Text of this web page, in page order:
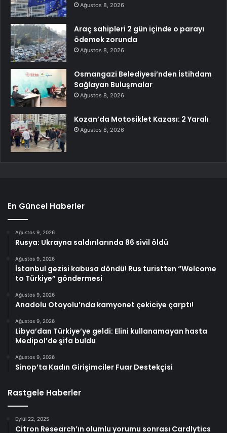
Ağustos 8, 2026
Araç sahipleri 2 gün içinde o parayı
ödemek zorunda
Ağustos 8, 2026
Osmangazi Belediyesi’nden İstihdam
Sağlayan Buluşmalar
Ağustos 8, 2026
Kozan’da Motosiklet Kazası: 2 Yaralı
Ağustos 8, 2026
En Güncel Haberler
Ağustos 9, 2026
Rusya: Ukrayna saldırılarında 86 sivil öldü
Ağustos 9, 2026
İstanbul gezisi kabusa döndü! Rus turistten “Welcome
to Türkiye” göndermesi
Ağustos 9, 2026
Anadolu Otoyolu’nda kamyonet çekiciye çarptı!
Ağustos 9, 2026
Libya’dan Türkiye’ye geldi: Elini kullanamayan hasta
Medipol’de şifa buldu
Ağustos 9, 2026
Sinop’ta Kadın Girişimciler Fuar Destekçisi
Rastgele Haberler
Eylül 22, 2025
Citron Research’ın olumlu yorumu sonrası Cardlytics